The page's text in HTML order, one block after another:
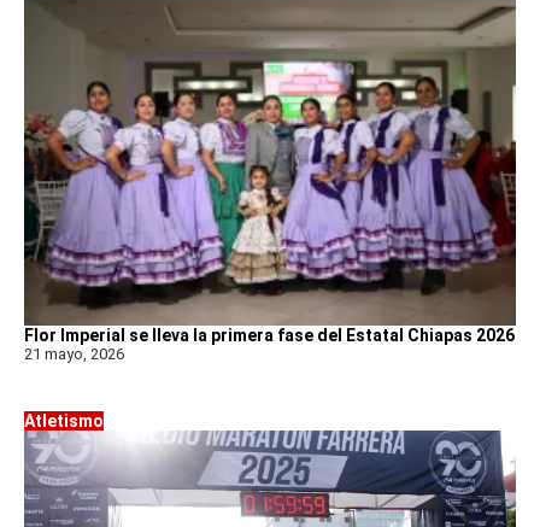
Flor Imperial se lleva la primera fase del Estatal Chiapas 2026
21 mayo, 2026
Atletismo